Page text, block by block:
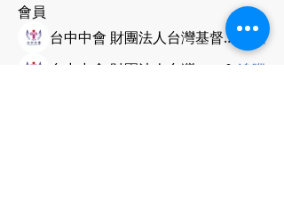
會員
台中中會 財團法人台灣基督長老教會 追蹤
追蹤